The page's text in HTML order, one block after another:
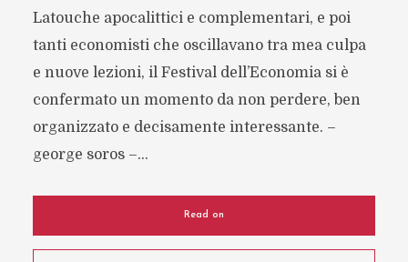
Latouche apocalittici e complementari, e poi
tanti economisti che oscillavano tra mea culpa
e nuove lezioni, il Festival dell’Economia si è
confermato un momento da non perdere, ben
organizzato e decisamente interessante. –
george soros –...
Read on